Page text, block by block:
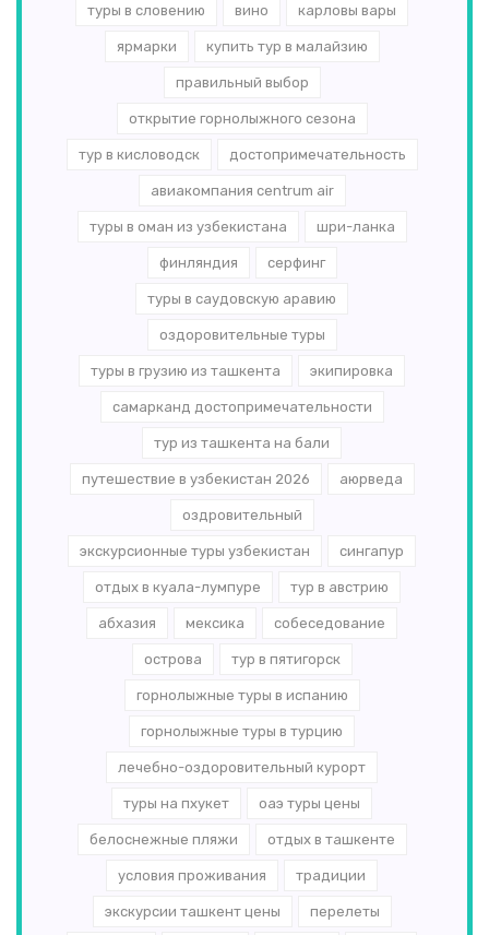
туры в словению вино карловы вары
ярмарки купить тур в малайзию
правильный выбор
открытие горнолыжного сезона
тур в кисловодск достопримечательность
авиакомпания centrum air
туры в оман из узбекистана шри-ланка
финляндия серфинг
туры в саудовскую аравию
оздоровительные туры
туры в грузию из ташкента экипировка
самарканд достопримечательности
тур из ташкента на бали
путешествие в узбекистан 2026 аюрведа
оздровительный
экскурсионные туры узбекистан сингапур
отдых в куала-лумпуре тур в австрию
абхазия мексика собеседование
острова тур в пятигорск
горнолыжные туры в испанию
горнолыжные туры в турцию
лечебно-оздоровительный курорт
туры на пхукет оаэ туры цены
белоснежные пляжи отдых в ташкенте
условия проживания традиции
экскурсии ташкент цены перелеты